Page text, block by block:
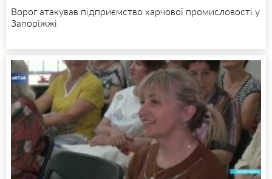
Ворог атакував підприємство харчової промисловості у
Запоріжжі